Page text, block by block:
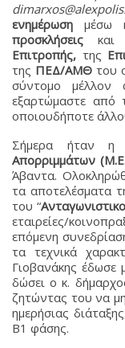
ενημέρωση μέσω
προσκλήσεις και
Επιτροπής, της
της ΠΕΔ/ΑΜΘ του
σύντομο
εξαρτώμαστε από
οποιουδήποτε
Σήμερα ήταν
Απορριμμάτων
Άβαντα.
τα αποτελέσματα
του “
εταιρείες/
επόμενη
τα τεχνικά
Γιοβανάκης έδωσε
δώσει ο κ.
ζητώντας του να
ημερήσιας
Β1 φάσης.